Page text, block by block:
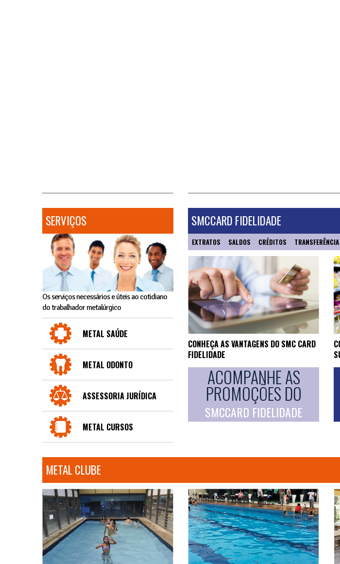
SERVIÇOS
Os serviços necessários e úteis ao cotidiano
do trabalhador metalúrgico
METAL SAÚDE
METAL ODONTO
ASSESSORIA JURÍDICA
METAL CURSOS
SMCCARD FIDELIDADE
EXTRATOS SALDOS CRÉDITOS
CONHEÇA AS VANTAGENS DO SMC CARD
FIDELIDADE
ACOMPANHE AS
PROMOÇÕES DO
SMCCARD FIDELIDADE
METAL CLUBE